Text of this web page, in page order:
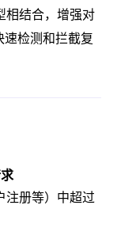
相结合，增强对
检测和拦截复
注册等）中超过